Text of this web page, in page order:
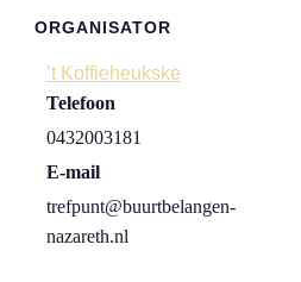
ORGANISATOR
’t Koffieheukske
Telefoon
0432003181
E-mail
trefpunt@buurtbelangen-
nazareth.nl